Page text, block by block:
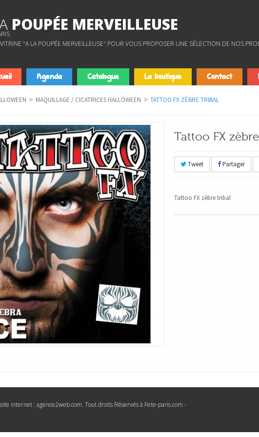
POUPÉE MERVEILLEUSE
"A LA POUPÉE MERVEILLEUSE" POUR VOUS PROPOSER UNE SÉLECTION DE NOS
Agenda Catalogue La boutique Contact
> MAQUILLAGE / CICATRICES HALLOWEEN > TATTOO FX ZÈBRE TRIBAL
Tattoo FX
Tweet Partager
Tattoo FX zèbre tribal
internet : agence2web.com. Tout droits Réservés à Fete-paris.com -